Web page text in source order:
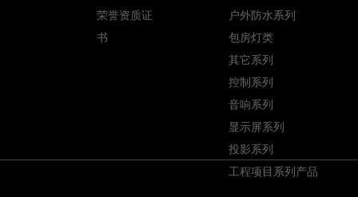
户外防水系列
包房灯类
其它系列
控制系列
音响系列
显示屏系列
投影系列
工程项目系列产品
荣誉资质证
书